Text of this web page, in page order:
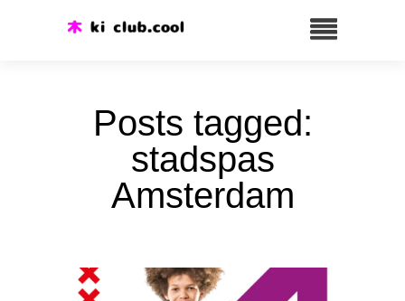
Posts tagged:
stadspas
Amsterdam